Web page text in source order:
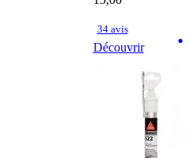
34 avis
Découvrir